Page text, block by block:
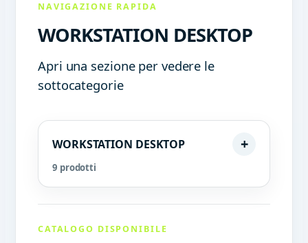
NAVIGAZIONE RAPIDA
WORKSTATION DESKTOP
Apri una sezione per vedere le
sottocategorie
WORKSTATION DESKTOP
9 prodotti
CATALOGO DISPONIBILE